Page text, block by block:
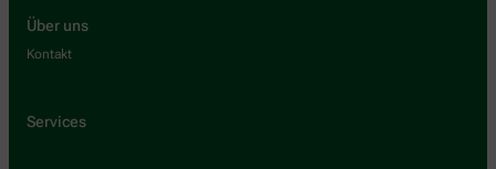
Über uns
Kontakt
Services